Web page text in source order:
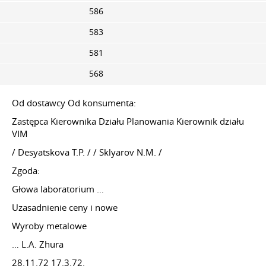
586
583
581
568
Od dostawcy Od konsumenta:
Zastępca Kierownika Działu Planowania Kierownik działu
VIM
/ Desyatskova T.P. / / Sklyarov N.M. /
Zgoda:
Głowa laboratorium …
Uzasadnienie ceny i nowe
Wyroby metalowe
… L.A. Zhura
28.11.72 17.3.72.